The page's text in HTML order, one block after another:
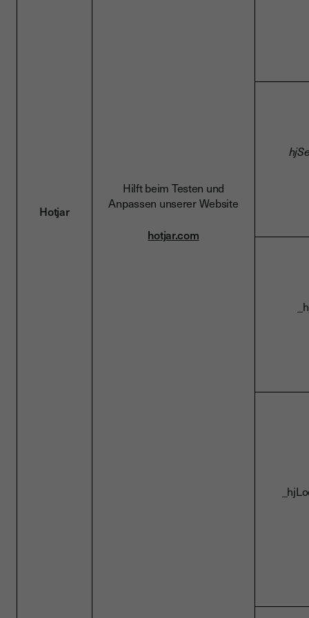
Hotjar
Hilft beim Testen und
Anpassen unserer Website
hotjar.com